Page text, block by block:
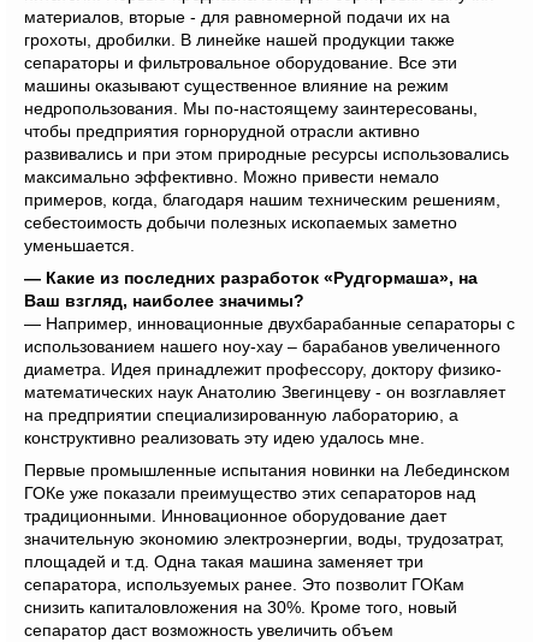
материалов, вторые - для равномерной подачи их на
грохоты, дробилки. В линейке нашей продукции также
сепараторы и фильтровальное оборудование. Все эти
машины оказывают существенное влияние на режим
недропользования. Мы по-настоящему заинтересованы,
чтобы предприятия горнорудной отрасли активно
развивались и при этом природные ресурсы использовались
максимально эффективно. Можно привести немало
примеров, когда, благодаря нашим техническим решениям,
себестоимость добычи полезных ископаемых заметно
уменьшается.
— Какие из последних разработок «Рудгормаша», на
Ваш взгляд, наиболее значимы?
— Например, инновационные двухбарабанные сепараторы с
использованием нашего ноу-хау – барабанов увеличенного
диаметра. Идея принадлежит профессору, доктору физико-
математических наук Анатолию Звегинцеву - он возглавляет
на предприятии специализированную лабораторию, а
конструктивно реализовать эту идею удалось мне.
Первые промышленные испытания новинки на Лебединском
ГОКе уже показали преимущество этих сепараторов над
традиционными. Инновационное оборудование дает
значительную экономию электроэнергии, воды, трудозатрат,
площадей и т.д. Одна такая машина заменяет три
сепаратора, используемых ранее. Это позволит ГОКам
снизить капиталовложения на 30%. Кроме того, новый
сепаратор даст возможность увеличить объем